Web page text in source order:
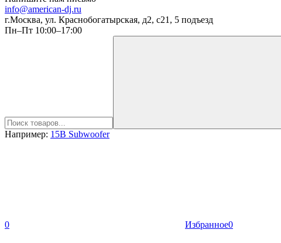
info@american-dj.ru
г.Москва, ул. Краснобогатырская, д2, с21, 5 подъезд
Пн–Пт 10:00–17:00
Например: 15B Subwoofer
0 Избранное0